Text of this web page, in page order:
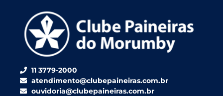
11 3779-2000
atendimento@clubepaineiras.com.br
ouvidoria@clubepaineiras.com.br